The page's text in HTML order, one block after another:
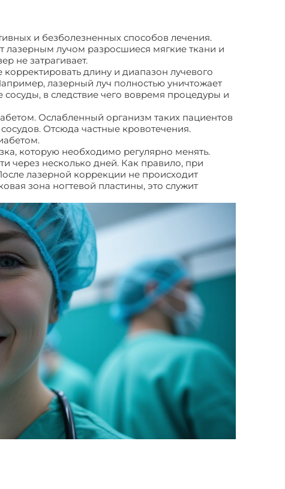
и безболезненных способов лечения.
лазерным лучом разросшиеся мягкие ткани и
не затрагивает.
длину и диапазон лучевого
лазерный луч полностью уничтожает
в следствие чего вовремя процедуры и
Ослабленный организм таких пациентов
Отсюда частные кровотечения.
которую необходимо регулярно менять.
через несколько дней. Как правило, при
лазерной коррекции не происходит
зона ногтевой пластины, это служит